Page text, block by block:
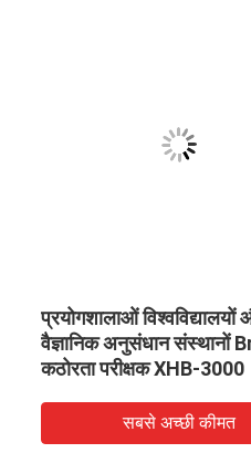
प्रयोगशालाओं विश्वविद्यालयों
वैज्ञानिक अनुसंधान संस्थानों
कठोरता परीक्षक XHB-3000
सबसे अच्छी कीमत